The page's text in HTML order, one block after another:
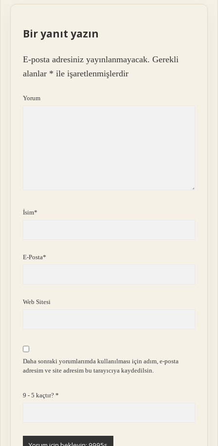
Bir yanıt yazın
E-posta adresiniz yayınlanmayacak. Gerekli
alanlar * ile işaretlenmişlerdir
Yorum
İsim*
E-Posta*
Web Sitesi
Daha sonraki yorumlarımda kullanılması için adım, e-posta
adresim ve site adresim bu tarayıcıya kaydedilsin.
9 - 5 kaçtır?*